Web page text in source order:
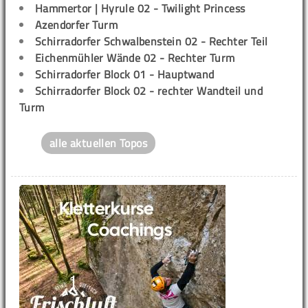
Hammertor | Hyrule 02 - Twilight Princess
Azendorfer Turm
Schirradorfer Schwalbenstein 02 - Rechter Teil
Eichenmühler Wände 02 - Rechter Turm
Schirradorfer Block 01 - Hauptwand
Schirradorfer Block 02 - rechter Wandteil und
Turm
alle aktuellen Topos